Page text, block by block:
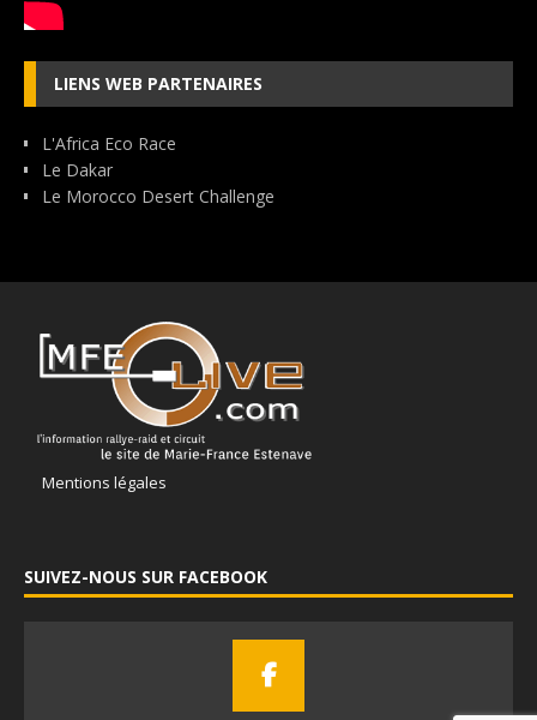
LIENS WEB PARTENAIRES
L'Africa Eco Race
Le Dakar
Le Morocco Desert Challenge
Mentions légales
SUIVEZ-NOUS SUR FACEBOOK